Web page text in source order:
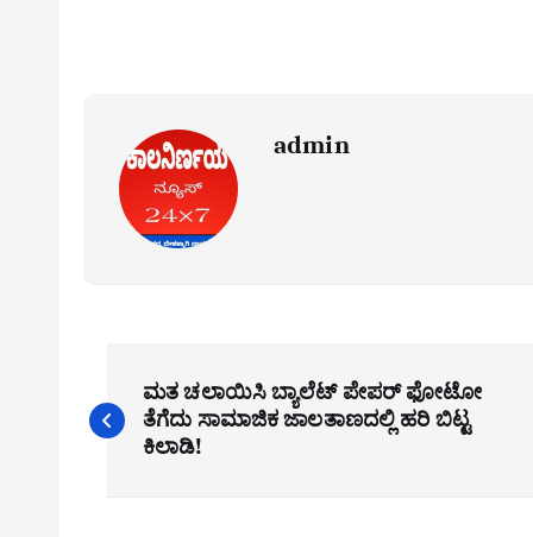
admin
o
s
ಮತ ಚಲಾಯಿಸಿ ಬ್ಯಾಲೆಟ್ ಪೇಪರ್ ಫೋಟೋ
ತೆಗೆದು ಸಾಮಾಜಿಕ ಜಾಲತಾಣದಲ್ಲಿ ಹರಿ ಬಿಟ್ಟ
ಕಿಲಾಡಿ!